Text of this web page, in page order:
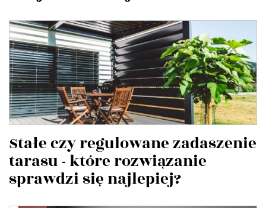
Stałe czy regulowane zadaszenie
tarasu - które rozwiązanie
sprawdzi się najlepiej?